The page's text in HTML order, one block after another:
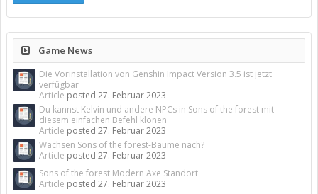
Game News
Die Vorinstallation von Genshin Impact Version 3.5 ist jetzt
verfügbar
Article posted 27. Februar 2023
Du kannst Kelvin und andere NPCs in Sons of the forest mit
diesem einfachen Befehl klonen
Article posted 27. Februar 2023
Wachsen Sons of the forest-Bäume nach?
Article posted 27. Februar 2023
Sons of the forest Modern Axe Standort
Article posted 27. Februar 2023